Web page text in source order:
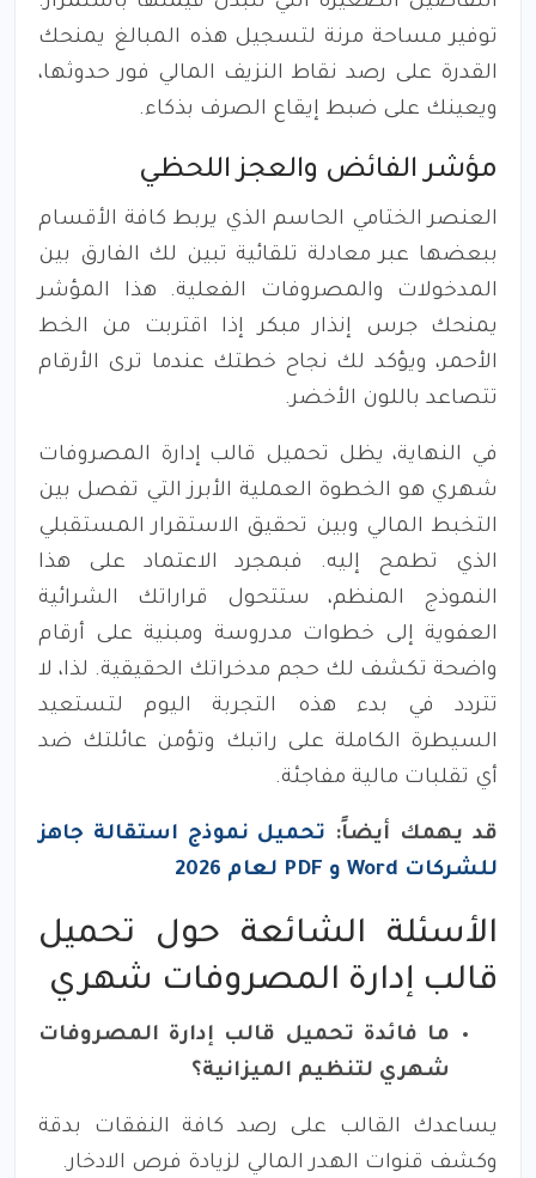
توفير مساحة مرنة لتسجيل هذه المبالغ يمنحك
القدرة على رصد نقاط النزيف المالي فور حدوثها،
ويعينك على ضبط إيقاع الصرف بذكاء.
مؤشر الفائض والعجز اللحظي
العنصر الختامي الحاسم الذي يربط كافة الأقسام
ببعضها عبر معادلة تلقائية تبين لك الفارق بين
المدخولات والمصروفات الفعلية. هذا المؤشر
يمنحك جرس إنذار مبكر إذا اقتربت من الخط
الأحمر، ويؤكد لك نجاح خطتك عندما ترى الأرقام
تتصاعد باللون الأخضر.
في النهاية، يظل تحميل قالب إدارة المصروفات
شهري هو الخطوة العملية الأبرز التي تفصل بين
التخبط المالي وبين تحقيق الاستقرار المستقبلي
الذي تطمح إليه. فبمجرد الاعتماد على هذا
النموذج المنظم، ستتحول قراراتك الشرائية
العفوية إلى خطوات مدروسة ومبنية على أرقام
واضحة تكشف لك حجم مدخراتك الحقيقية. لذا، لا
تتردد في بدء هذه التجربة اليوم لتستعيد
السيطرة الكاملة على راتبك وتؤمن عائلتك ضد
أي تقلبات مالية مفاجئة.
قد يهمك أيضاً: تحميل نموذج استقالة جاهز
للشركات Word و PDF لعام 2026
الأسئلة الشائعة حول تحميل
قالب إدارة المصروفات شهري
ما فائدة تحميل قالب إدارة المصروفات
شهري لتنظيم الميزانية؟
يساعدك القالب على رصد كافة النفقات بدقة
وكشف قنوات الهدر المالي لزيادة فرص الادخار.